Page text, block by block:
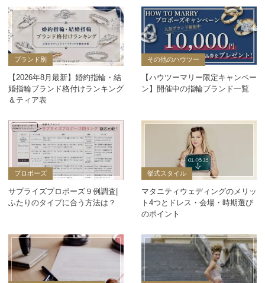
ブランド別
【2026年8月最新】婚約指輪・結
婚指輪ブランド格付けランキング
＆ティア表
その他のハウツー
【ハウツーマリー限定キャンペー
ン】開催中の指輪ブランド一覧
プロポーズ
サプライズプロポーズ９例調査|
ふたりのタイプに合う方法は？
挙式スタイル
マタニティウェディングのメリッ
ト4つとドレス・会場・時期選び
のポイント